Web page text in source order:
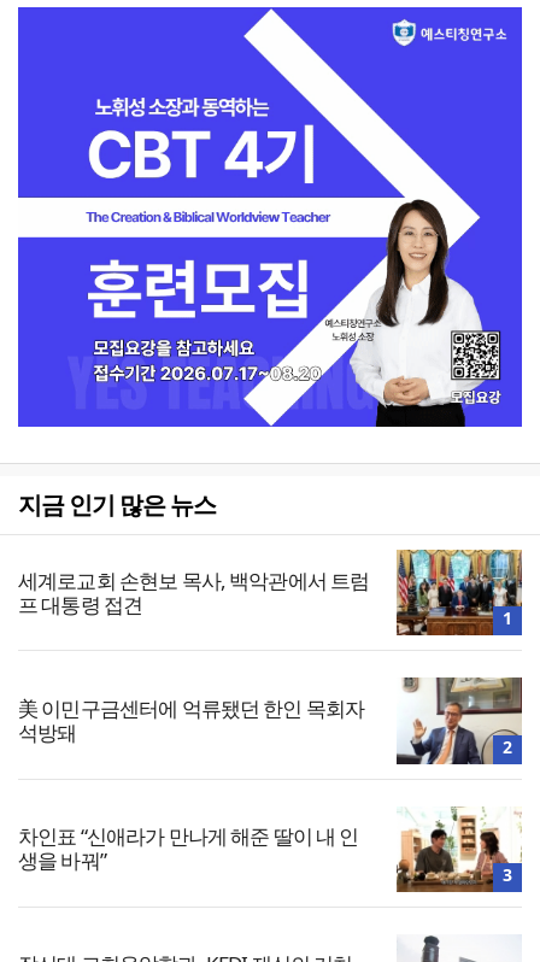
지금 인기 많은 뉴스
세계로교회 손현보 목사, 백악관에서 트럼
프 대통령 접견
1
美 이민구금센터에 억류됐던 한인 목회자
석방돼
2
차인표 “신애라가 만나게 해준 딸이 내 인
생을 바꿔”
3